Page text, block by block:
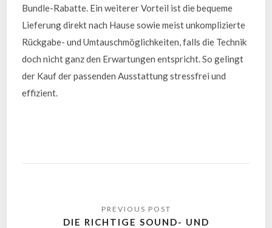
Bundle-Rabatte. Ein weiterer Vorteil ist die bequeme
Lieferung direkt nach Hause sowie meist unkomplizierte
Rückgabe- und Umtauschmöglichkeiten, falls die Technik
doch nicht ganz den Erwartungen entspricht. So gelingt
der Kauf der passenden Ausstattung stressfrei und
effizient.
DIE RICHTIGE SOUND- UND